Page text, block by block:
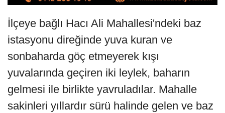
İlçeye bağlı Hacı Ali Mahallesi'ndeki baz
istasyonu direğinde yuva kuran ve
sonbaharda göç etmeyerek kışı
yuvalarında geçiren iki leylek, baharın
gelmesi ile birlikte yavruladılar. Mahalle
sakinleri yıllardır sürü halinde gelen ve baz